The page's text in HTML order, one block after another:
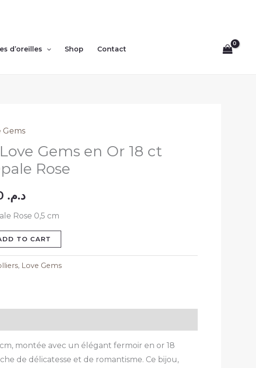
d’oreilles Shop Contact
Gems
Gems en Or 18 ct
Rose
د.م.
Rose 0,5 cm
TO CART
, Love Gems
montée avec un élégant fermoir en or 18
de délicatesse et de romantisme. Ce bijou,